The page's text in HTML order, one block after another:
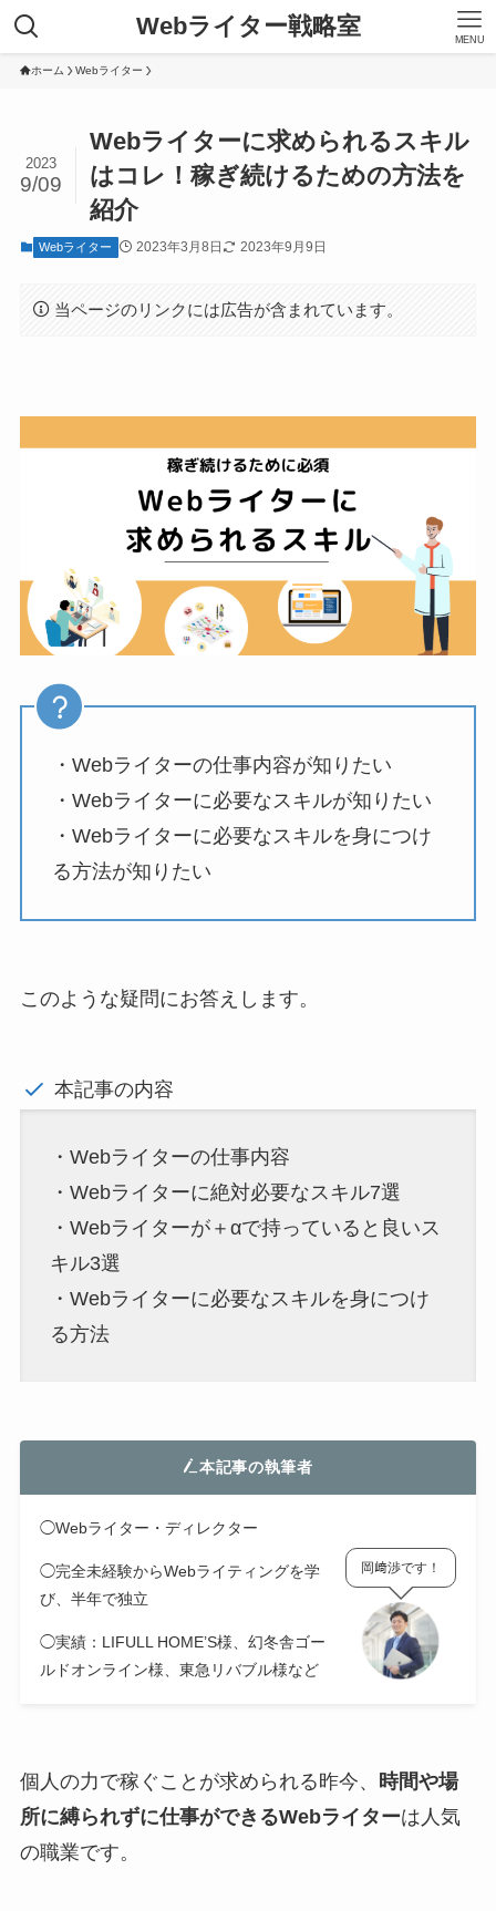
Webライター戦略室 MENU
ホーム Webライター
Webライターに求められるスキル
はコレ！稼ぎ続けるための方法を
紹介
2023
9/09
Webライター 2023年3月8日 2023年9月9日
当ページのリンクには広告が含まれています。
・Webライターの仕事内容が知りたい
・Webライターに必要なスキルが知りたい
・Webライターに必要なスキルを身につけ
る方法が知りたい
このような疑問にお答えします。
本記事の内容
・Webライターの仕事内容
・Webライターに絶対必要なスキル7選
・Webライターが＋αで持っていると良いス
キル3選
・Webライターに必要なスキルを身につけ
る方法
本記事の執筆者
◯Webライター・ディレクター
◯完全未経験からWebライティングを学
び、半年で独立
◯実績：LIFULL HOME’S様、幻冬舎ゴー
ルドオンライン様、東急リバブル様など
岡﨑渉です！
個人の力で稼ぐことが求められる昨今、
時間や場
所に縛られずに仕事ができるWebライターは人気
の職業です。